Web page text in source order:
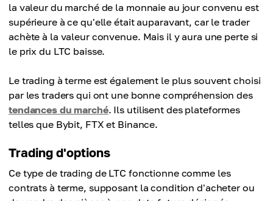
la valeur du marché de la monnaie au jour convenu est
supérieure à ce qu'elle était auparavant, car le trader
achète à la valeur convenue. Mais il y aura une perte si
le prix du LTC baisse.
Le trading à terme est également le plus souvent choisi
par les traders qui ont une bonne compréhension des
tendances du marché. Ils utilisent des plateformes
telles que Bybit, FTX et Binance.
Trading d'options
Ce type de trading de LTC fonctionne comme les
contrats à terme, supposant la condition d'acheter ou